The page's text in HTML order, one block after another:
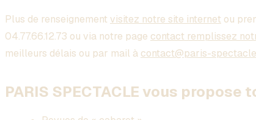
Plus de renseignement visitez notre site internet ou
04.77.66.12.73 ou via notre page contact remplissez
meilleurs délais ou par mail à contact@paris-
PARIS SPECTACLE vous